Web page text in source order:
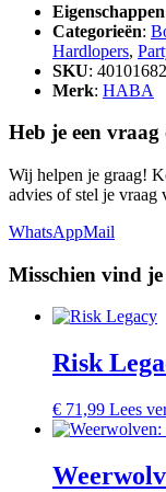
Eigenschappen
Categorieën:
Hardlopers,
SKU:
Merk: HABA
Heb je een
Wij helpen je graag!
advies of stel je vraag
WhatsAppMail
Misschien vind
Risk
€ 71,99 Lees